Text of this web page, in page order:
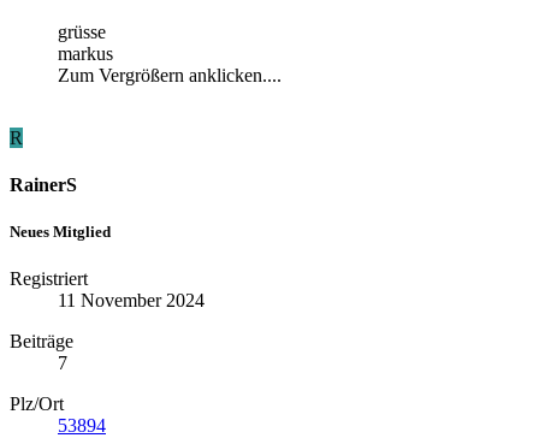
grüsse
markus
Zum Vergrößern anklicken....
R
RainerS
Neues Mitglied
Registriert
11 November 2024
Beiträge
7
Plz/Ort
53894